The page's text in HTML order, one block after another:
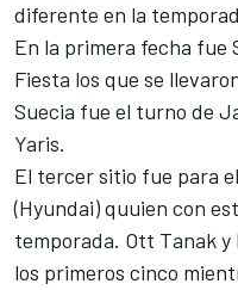
diferente en la
En la primera fecha fue
Fiesta los que se
Suecia fue el turno de
Yaris.
El tercer sitio fue para
(Hyundai) quuien con
temporada. Ott Tanak
los primeros cinco